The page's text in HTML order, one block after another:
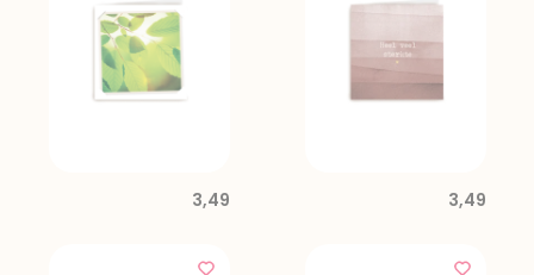
3,49 3,49